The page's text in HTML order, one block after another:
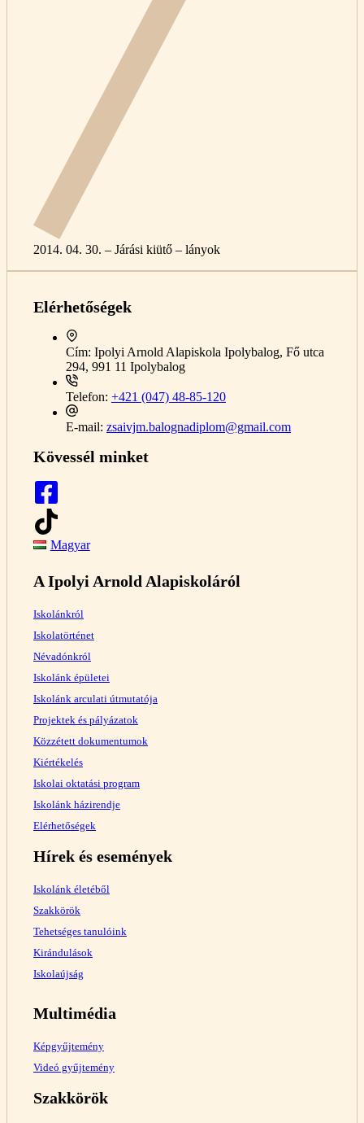
2014. 04. 30. – Járási kiütő – lányok
Elérhetőségek
Cím: Ipolyi Arnold Alapiskola Ipolybalog, Fő utca
294, 991 11 Ipolybalog
Telefon: +421 (047) 48-85-120
E-mail: zsaivjm.balognadiplom@gmail.com
Kövessél minket
Magyar
A Ipolyi Arnold Alapiskoláról
Iskolánkról
Iskolatörténet
Névadónkról
Iskolánk épületei
Iskolánk arculati útmutatója
Projektek és pályázatok
Közzétett dokumentumok
Kiértékelés
Iskolai oktatási program
Iskolánk házirendje
Elérhetőségek
Hírek és események
Iskolánk életéből
Szakkörök
Tehetséges tanulóink
Kirándulások
Iskolaújság
Multimédia
Képgyűjtemény
Videó gyűjtemény
Szakkörök